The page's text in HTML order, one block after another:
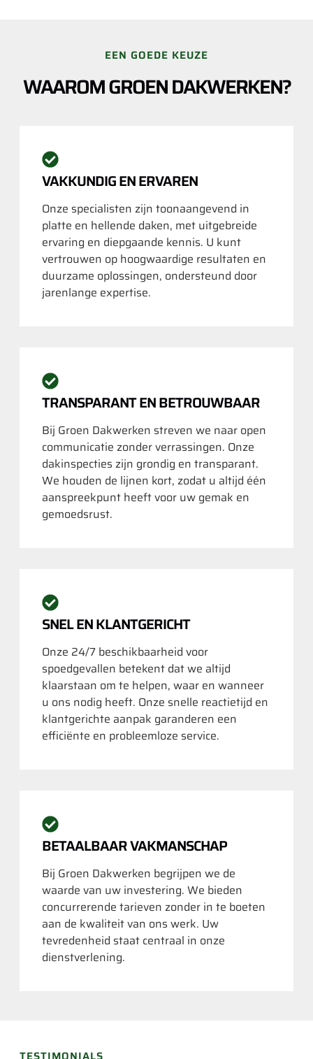
EEN GOEDE KEUZE
WAAROM GROEN DAKWERKEN?
VAKKUNDIG EN ERVAREN
Onze specialisten zijn toonaangevend in
platte en hellende daken, met uitgebreide
ervaring en diepgaande kennis. U kunt
vertrouwen op hoogwaardige resultaten en
duurzame oplossingen, ondersteund door
jarenlange expertise.
TRANSPARANT EN BETROUWBAAR
Bij Groen Dakwerken streven we naar open
communicatie zonder verrassingen. Onze
dakinspecties zijn grondig en transparant.
We houden de lijnen kort, zodat u altijd één
aanspreekpunt heeft voor uw gemak en
gemoedsrust.
SNEL EN KLANTGERICHT
Onze 24/7 beschikbaarheid voor
spoedgevallen betekent dat we altijd
klaarstaan om te helpen, waar en wanneer
u ons nodig heeft. Onze snelle reactietijd en
klantgerichte aanpak garanderen een
efficiënte en probleemloze service.
BETAALBAAR VAKMANSCHAP
Bij Groen Dakwerken begrijpen we de
waarde van uw investering. We bieden
concurrerende tarieven zonder in te boeten
aan de kwaliteit van ons werk. Uw
tevredenheid staat centraal in onze
dienstverlening.